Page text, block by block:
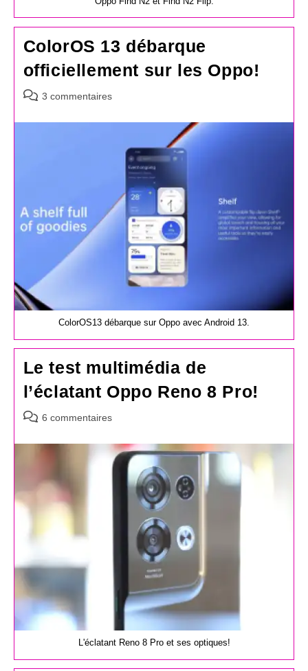
ColorOS 13 débarque
officiellement sur les Oppo!
Commentaires
la
3 commentaires
ColorOS13 débarque sur Oppo avec Android 13.
Le test multimédia de
l’éclatant Oppo Reno 8 Pro!
Commentaires
la
6 commentaires
L'éclatant Reno 8 Pro et ses optiques!